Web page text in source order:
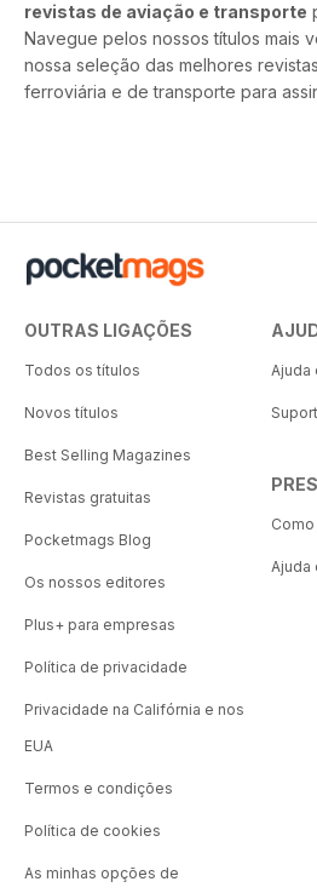
revistas de aviação e transporte
Navegue pelos nossos títulos mais
nossa seleção das melhores
ferroviária e de transporte para
OUTRAS LIGAÇÕES
Todos os títulos
Novos títulos
Best Selling Magazines
Revistas gratuitas
Pocketmags Blog
Os nossos editores
Plus+ para empresas
Política de privacidade
Privacidade na Califórnia e nos
EUA
Termos e condições
Política de cookies
As minhas opções de
Ajuda
Ajuda